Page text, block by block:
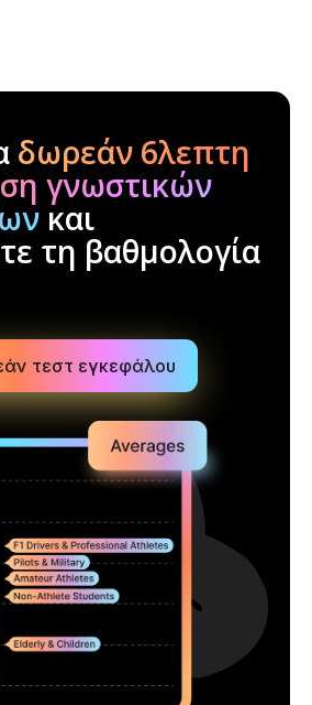
δωρεάν 6λεπτη
γνωστικών
και
τη βαθμολογία
τεστ εγκεφάλου